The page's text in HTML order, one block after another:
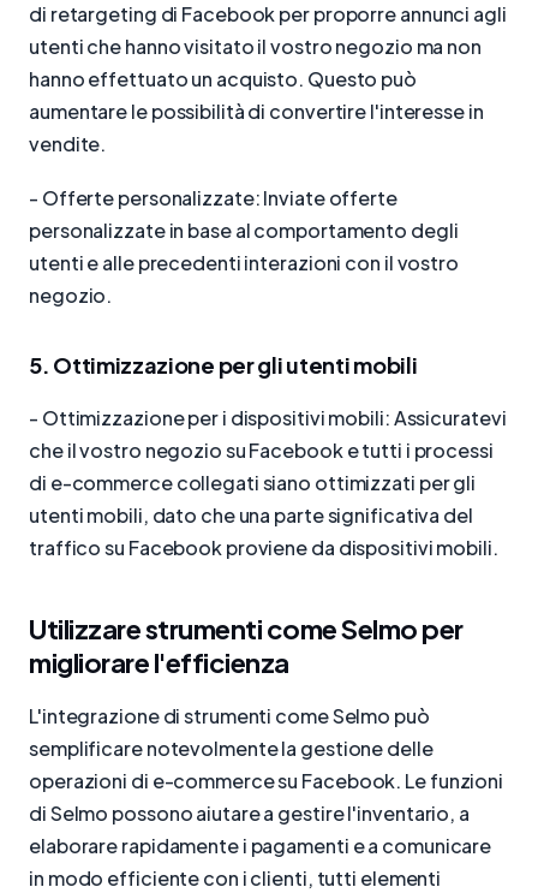
di retargeting di Facebook per proporre annunci agli
utenti che hanno visitato il vostro negozio ma non
hanno effettuato un acquisto. Questo può
aumentare le possibilità di convertire l'interesse in
vendite.
- Offerte personalizzate: Inviate offerte
personalizzate in base al comportamento degli
utenti e alle precedenti interazioni con il vostro
negozio.
5. Ottimizzazione per gli utenti mobili
- Ottimizzazione per i dispositivi mobili: Assicuratevi
che il vostro negozio su Facebook e tutti i processi
di e-commerce collegati siano ottimizzati per gli
utenti mobili, dato che una parte significativa del
traffico su Facebook proviene da dispositivi mobili.
Utilizzare strumenti come Selmo per
migliorare l'efficienza
L'integrazione di strumenti come Selmo può
semplificare notevolmente la gestione delle
operazioni di e-commerce su Facebook. Le funzioni
di Selmo possono aiutare a gestire l'inventario, a
elaborare rapidamente i pagamenti e a comunicare
in modo efficiente con i clienti, tutti elementi